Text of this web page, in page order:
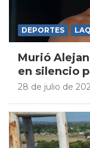
DEPORTES
Murió
en silencio
28 de julio de